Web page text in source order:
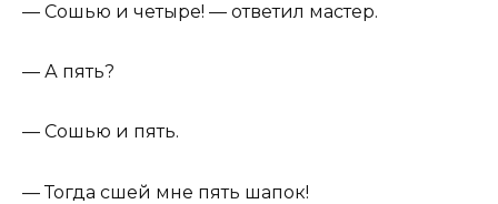
— Сошью и четыре! — ответил мастер.
— А пять?
— Сошью и пять.
— Тогда сшей мне пять шапок!